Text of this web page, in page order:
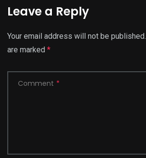
Leave a Reply
Your email address will not be published.
are marked *
Comment *